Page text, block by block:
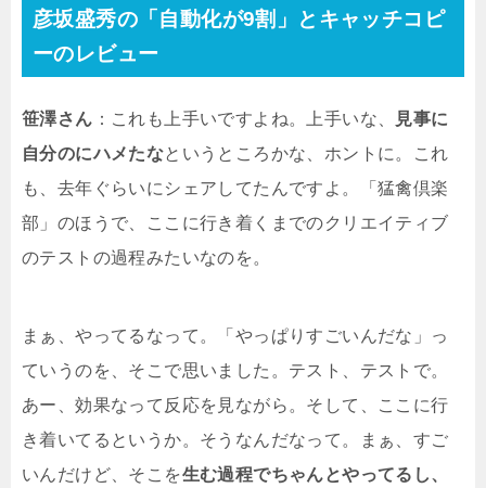
彦坂盛秀の「自動化が9割」とキャッチコピ
ーのレビュー
笹澤さん ：これも上手いですよね。上手いな、
見事に
自分のにハメたなというところかな、ホントに。これ
も、去年ぐらいにシェアしてたんですよ。「猛禽倶楽
部」のほうで、ここに行き着くまでのクリエイティブ
のテストの過程みたいなのを。
まぁ、やってるなって。「やっぱりすごいんだな」っ
ていうのを、そこで思いました。テスト、テストで。
あー、効果なって反応を見ながら。そして、ここに行
き着いてるというか。そうなんだなって。まぁ、すご
いんだけど、そこを生む過程でちゃんとやってるし、